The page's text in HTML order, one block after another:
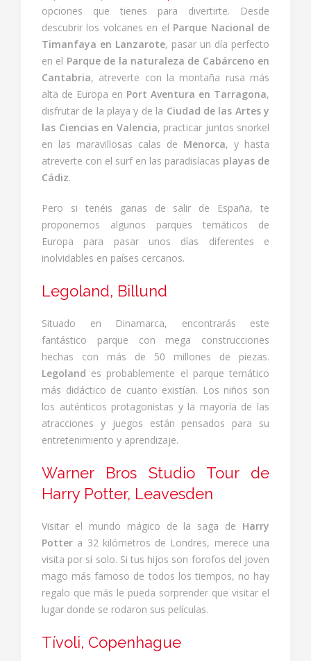
opciones que tienes para divertirte. Desde
descubrir los volcanes en el Parque Nacional de
Timanfaya en Lanzarote, pasar un día perfecto
en el Parque de la naturaleza de Cabárceno en
Cantabria, atreverte con la montaña rusa más
alta de Europa en Port Aventura en Tarragona,
disfrutar de la playa y de la Ciudad de las Artes y
las Ciencias en Valencia, practicar juntos snorkel
en las maravillosas calas de Menorca, y hasta
atreverte con el surf en las paradisíacas playas de
Cádiz.
Pero si tenéis ganas de salir de España, te
proponemos algunos parques temáticos de
Europa para pasar unos días diferentes e
inolvidables en países cercanos.
Legoland, Billund
Situado en Dinamarca, encontrarás este
fantástico parque con mega construcciones
hechas con más de 50 millones de piezas.
Legoland es probablemente el parque temático
más didáctico de cuanto existían. Los niños son
los auténticos protagonistas y la mayoría de las
atracciones y juegos están pensados para su
entretenimiento y aprendizaje.
Warner Bros Studio Tour de
Harry Potter, Leavesden
Visitar el mundo mágico de la saga de Harry
Potter a 32 kilómetros de Londres, merece una
visita por sí solo. Si tus hijos son forofos del joven
mago más famoso de todos los tiempos, no hay
regalo que más le pueda sorprender que visitar el
lugar donde se rodaron sus películas.
Tívoli, Copenhague